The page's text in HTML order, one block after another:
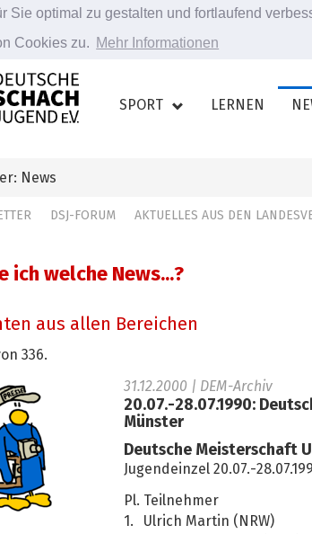
Sie optimal zu gestalten und fortlaufend
Cookies zu. Mehr Informationen
SPORT LERNEN
News
DSJ-FORUM AKTUELLES AUS DEN
ich welche News...?
aus allen Bereichen
336.
31.12.2000 | DEM-Archiv
20.07.-28.07.1990:
Münster
Deutsche Meisterschaft
Jugendeinzel 20.07.-
Pl. Teilnehmer
1.
Ulrich Martin (NRW)